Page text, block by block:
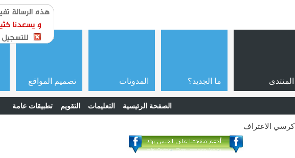
المنتدى
الصفحة الرئيسية التعليمات التقويم تطبيقات عامة
ما الجديد؟ المدونات تصميم المواقع
كرسي الاعتراف